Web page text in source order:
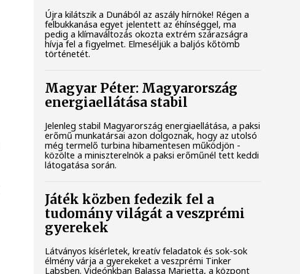
Újra kilátszik a Dunából az aszály hírnöke! Régen a
felbukkanása egyet jelentett az éhínséggel, ma
pedig a klímaváltozás okozta extrém szárazságra
hívja fel a figyelmet. Elmeséljük a baljós kőtömb
történetét.
Magyar Péter: Magyarország
energiaellátása stabil
Jelenleg stabil Magyarország energiaellátása, a paksi
erőmű munkatársai azon dolgoznak, hogy az utolsó
még termelő turbina hibamentesen működjön -
közölte a miniszterelnök a paksi erőműnél tett keddi
látogatása során.
Játék közben fedezik fel a
tudomány világát a veszprémi
gyerekek
Látványos kísérletek, kreatív feladatok és sok-sok
élmény várja a gyerekeket a veszprémi Tinker
Labsben. Videónkban Balassa Marietta, a központ